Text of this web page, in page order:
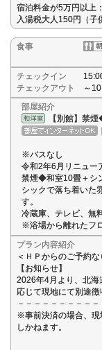
宿泊料金が5万円以上
入湯税大人150円（子
食事
チェックイン
チェックアウト
～
部屋紹介
【別館】禁
※バスなし
令和2年6月リニュー
禁煙◆和室10畳＋シ
シックで落ち着いた
す。
冷蔵庫、テレビ、無
※浴場から離れたフ
プラン内容紹介
＜ＨＰからのご予約
【お知らせ】
2026年4月より、北海
応じて現地にて別途徴
－－－－－－－－－
※事前決済の場合、現
しかねます。